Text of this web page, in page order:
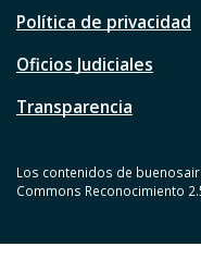
Política de privacidad
Oficios Judiciales
Transparencia
Los contenidos de
Commons Reconocimiento